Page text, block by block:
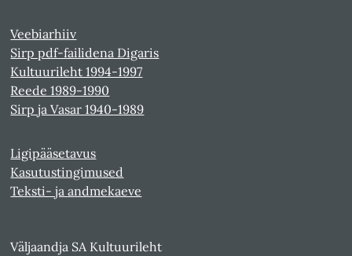
Veebiarhiiv
Sirp pdf-failidena Digaris
Kultuurileht 1994-1997
Reede 1989-1990
Sirp ja Vasar 1940-1989
Ligipääsetavus
Kasutustingimused
Teksti- ja andmekaeve
Väljaandja SA Kultuurileht